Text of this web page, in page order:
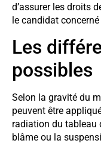
d’assurer les droits
le candidat
Les
possibles
Selon la gravité du
peuvent être
radiation du tableau
blâme ou la